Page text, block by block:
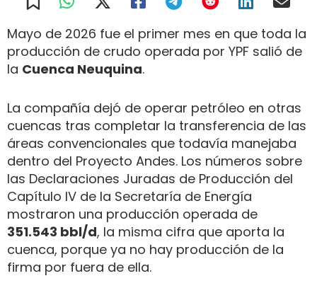
Mayo de 2026 fue el primer mes en que toda la
producción de crudo operada por YPF salió de
la Cuenca Neuquina.
La compañía dejó de operar petróleo en otras
cuencas tras completar la transferencia de las
áreas convencionales que todavía manejaba
dentro del Proyecto Andes. Los números sobre
las Declaraciones Juradas de Producción del
Capítulo IV de la Secretaría de Energía
mostraron una producción operada de
351.543 bbl/d, la misma cifra que aporta la
cuenca, porque ya no hay producción de la
firma por fuera de ella.